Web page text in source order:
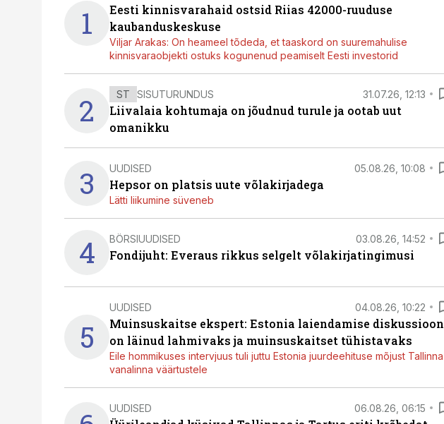
1
Eesti kinnisvarahaid ostsid Riias 42000-ruuduse
kaubanduskeskuse
Viljar Arakas: On heameel tõdeda, et taaskord on suuremahulise
kinnisvaraobjekti ostuks kogunenud peamiselt Eesti investorid
2 ST SISUTURUNDUS 31.07.26, 12:13
Liivalaia kohtumaja on jõudnud turule ja ootab uut
omanikku
3 UUDISED 05.08.26, 10:08
Hepsor on platsis uute võlakirjadega
Lätti liikumine süveneb
4 BÖRSIUUDISED 03.08.26, 14:52
Fondijuht: Everaus rikkus selgelt võlakirjatingimusi
5
UUDISED 04.08.26, 10:22
Muinsuskaitse ekspert: Estonia laiendamise diskussioon
on läinud lahmivaks ja muinsuskaitset tühistavaks
Eile hommikuses intervjuus tuli juttu Estonia juurdeehituse mõjust Tallinna
vanalinna väärtustele
UUDISED 06.08.26, 06:15